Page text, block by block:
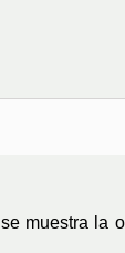
muestra la